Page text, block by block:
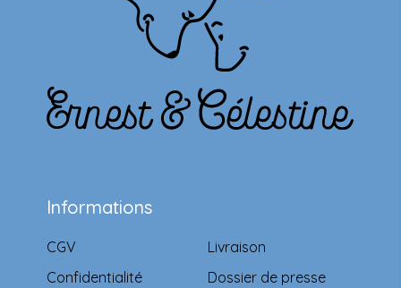
Informations
CGV
Confidentialité
Livraison
Dossier de presse